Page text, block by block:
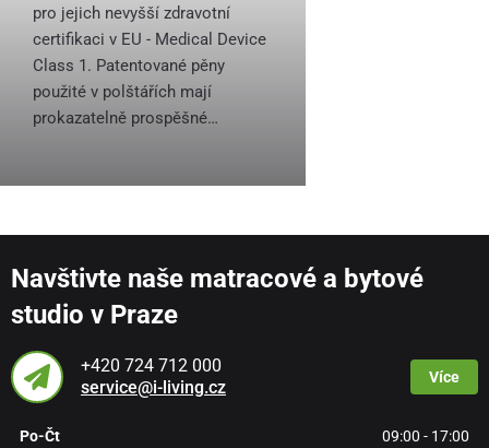
pro jejich nevyšší zdravotní
certifikaci v EU - Medical Device
Class 1. Patentované pěny
použité v polštářích mají
prokazatelně prospěšné…
Navštivte naše matracové a bytové
studio v Praze
+420 724 712 000
service@i-living.cz
Více
Po-Čt 09:00 - 17:00